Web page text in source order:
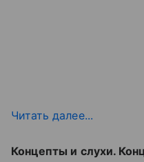
Читать далее...
Концепты и слухи.